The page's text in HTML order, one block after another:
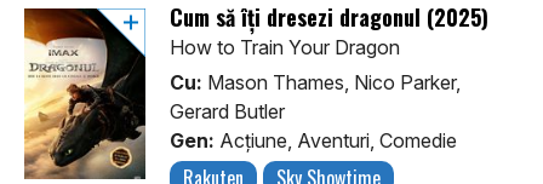
Cum să îți dresezi dragonul (2025)
How to Train Your Dragon
Cu: Mason Thames, Nico Parker,
Gerard Butler
Gen: Acţiune, Aventuri, Comedie
Rakuten Sky Showtime